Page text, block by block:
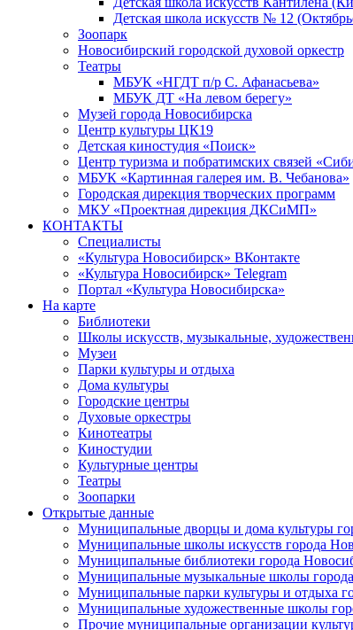
Детская школа искусств № 12
Зоопарк
Новосибирский городской духовой оркестр
Театры
МБУК «НГДТ п/р С. Афанасьева»
МБУК ДТ «На левом берегу»
Музей города Новосибирска
Центр культуры ЦК19
Детская киностудия «Поиск»
Центр туризма и побратимских связей
МБУК «Картинная галерея им. В. Чебанова»
Городская дирекция творческих программ
МКУ «Проектная дирекция ДКСиМП»
КОНТАКТЫ
Специалисты
«Культура Новосибирск» ВКонтакте
«Культура Новосибирск» Telegram
Портал «Культура Новосибирска»
На карте
Библиотеки
Школы искусств, музыкальные,
Музеи
Парки культуры и отдыха
Дома культуры
Городские центры
Духовые оркестры
Кинотеатры
Киностудии
Культурные центры
Театры
Зоопарки
Открытые данные
Муниципальные дворцы и дома культуры
Муниципальные школы искусств города
Муниципальные библиотеки города
Муниципальные музыкальные школы
Муниципальные парки культуры и отдыха
Муниципальные художественные школы
Прочие муниципальные организации